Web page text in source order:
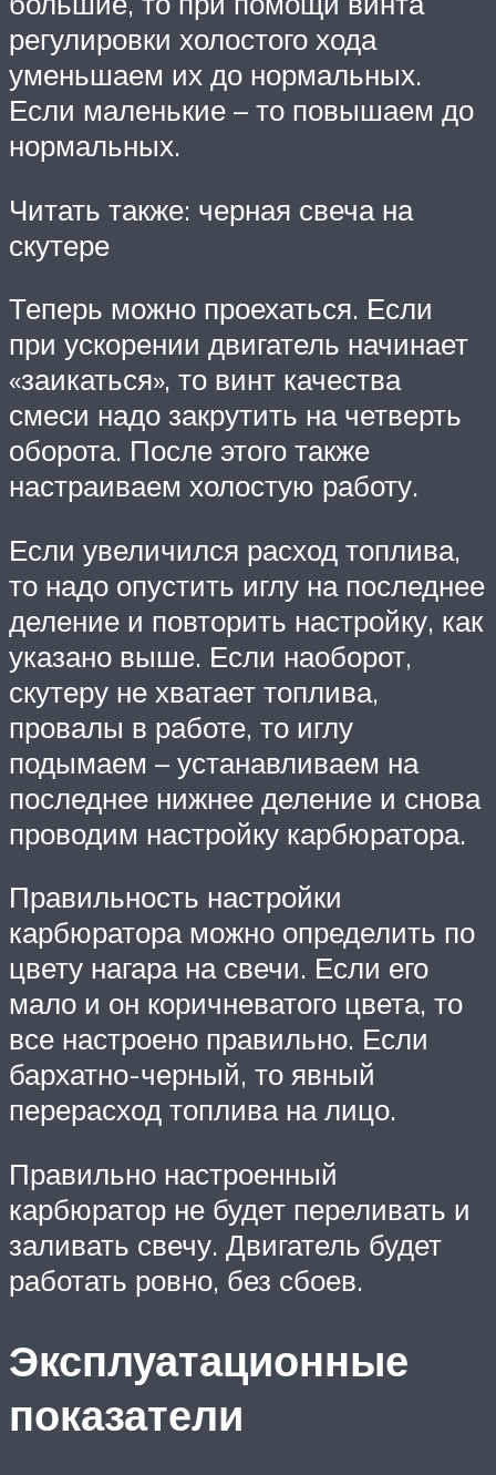
регулировки холостого хода
уменьшаем их до нормальных.
Если маленькие – то повышаем до
нормальных.
Читать также: черная свеча на
скутере
Теперь можно проехаться. Если
при ускорении двигатель начинает
«заикаться», то винт качества
смеси надо закрутить на четверть
оборота. После этого также
настраиваем холостую работу.
Если увеличился расход топлива,
то надо опустить иглу на последнее
деление и повторить настройку, как
указано выше. Если наоборот,
скутеру не хватает топлива,
провалы в работе, то иглу
подымаем – устанавливаем на
последнее нижнее деление и снова
проводим настройку карбюратора.
Правильность настройки
карбюратора можно определить по
цвету нагара на свечи. Если его
мало и он коричневатого цвета, то
все настроено правильно. Если
бархатно-черный, то явный
перерасход топлива на лицо.
Правильно настроенный
карбюратор не будет переливать и
заливать свечу. Двигатель будет
работать ровно, без сбоев.
Эксплуатационные
показатели